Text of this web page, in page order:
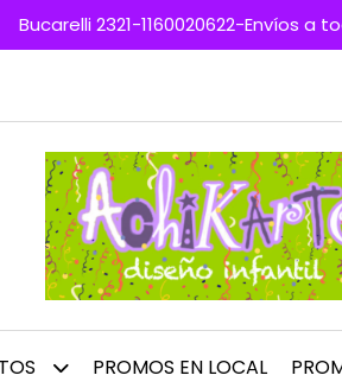
Bucarelli 2321-1160020622-Envíos a
PROMOS EN LOCAL